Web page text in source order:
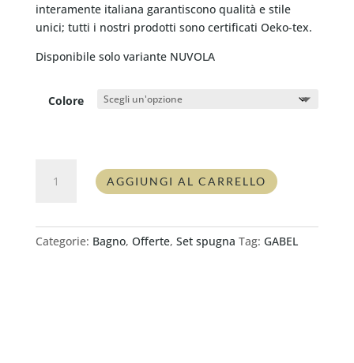
interamente italiana garantiscono qualità e stile
unici; tutti i nostri prodotti sono certificati Oeko-tex.
Disponibile solo variante NUVOLA
Colore
spugna
SALVADOR
AGGIUNGI AL CARRELLO
Categorie: Bagno, Offerte, Set spugna Tag: GABEL